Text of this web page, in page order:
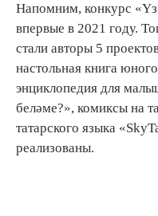
Напомним, конкурс
впервые в 2021 году.
стали авторы 5
настольная книга
энциклопедия для
беләме?», комиксы на
татарского языка
реализованы.